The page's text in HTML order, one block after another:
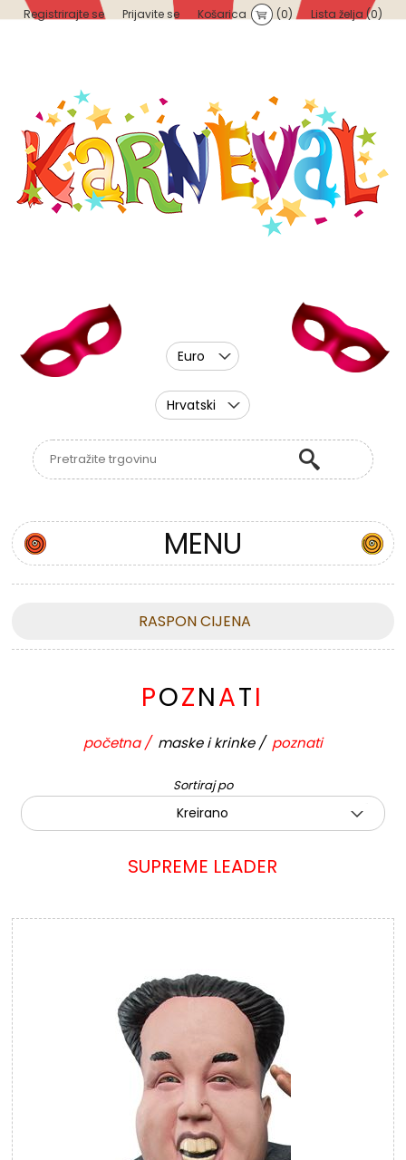
Registrirajte se Prijavite se Košarica (0) Lista želja (0)
Euro
Hrvatski
MENU
RASPON CIJENA
POZNATI
početna / maske i krinke / poznati
Sortiraj po
Kreirano
SUPREME LEADER